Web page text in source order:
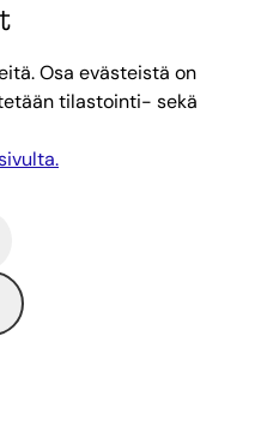
Osa evästeistä on
tilastointi- sekä